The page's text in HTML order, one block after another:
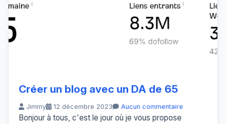
Créer un blog avec un DA de 65
Jimmy 12 décembre 2023 Aucun commentaire
Bonjour à tous, c'est le jour où je vous propose